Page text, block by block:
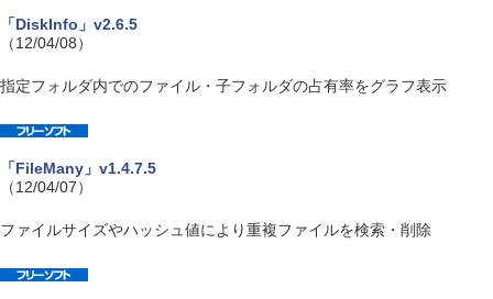
「DiskInfo」v2.6.5
（12/04/08）
指定フォルダ内でのファイル・子フォルダの占有率をグラフ表示
「FileMany」v1.4.7.5
（12/04/07）
ファイルサイズやハッシュ値により重複ファイルを検索・削除